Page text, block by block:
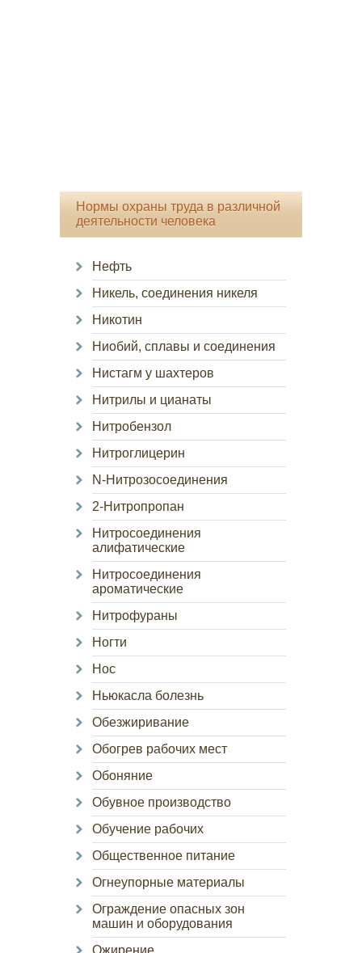
Нормы охраны труда в различной
деятельности человека
Нефть
Никель, соединения никеля
Никотин
Ниобий, сплавы и соединения
Нистагм у шахтеров
Нитрилы и цианаты
Нитробензол
Нитроглицерин
N-Нитрозосоединения
2-Нитропропан
Нитросоединения
алифатические
Нитросоединения
ароматические
Нитрофураны
Ногти
Нос
Ньюкасла болезнь
Обезжиривание
Обогрев рабочих мест
Обоняние
Обувное производство
Обучение рабочих
Общественное питание
Огнеупорные материалы
Ограждение опасных зон
машин и оборудования
Ожирение